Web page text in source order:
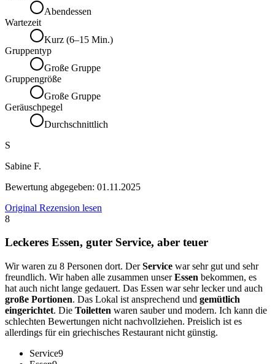
Abendessen
Wartezeit
Kurz (6–15 Min.)
Gruppentyp
Große Gruppe
Gruppengröße
Große Gruppe
Geräuschpegel
Durchschnittlich
S
Sabine F.
Bewertung abgegeben: 01.11.2025
Original Rezension lesen
8
Leckeres Essen, guter Service, aber teuer
Wir waren zu 8 Personen dort. DerService war sehr gut und sehr
freundlich. Wir haben alle zusammen unserEssen bekommen, es
hat auch nicht lange gedauert. Das Essen war sehr lecker und auch
große Portionen. Das Lokal ist ansprechend und gemütlich
eingerichtet. Die Toiletten waren sauber und modern. Ich kann die
schlechten Bewertungen nicht nachvollziehen. Preislich ist es
allerdings für ein griechisches Restaurant nicht günstig.
Service9